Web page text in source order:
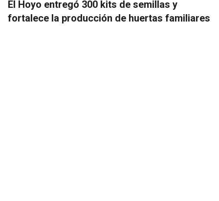
El Hoyo entregó 300 kits de semillas y
fortalece la producción de huertas familiares